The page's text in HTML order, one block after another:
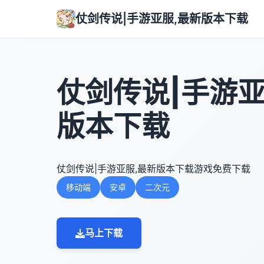
仗剑传说|手游亚服,最新版本下载
仗剑传说|手游
版本下载
仗剑传说|手游亚服,最新版本下载游戏免费下载
移动端 安卓 二次元
马上下载